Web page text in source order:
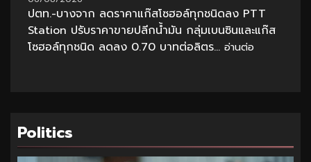
ปตท.-บางจาก ลดราคาแก๊สโซฮอล์ทุกชนิดลง PTT
Station ปรับราคาขายปลีกน้ำมัน กลุ่มเบนซินและแก๊ส
โซฮอล์ทุกชนิด ลดลง 0.70 บาทต่อลิตร... อ่านต่อ
Politics